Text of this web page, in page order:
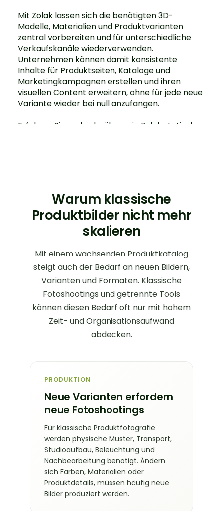
Mit Zolak lassen sich die benötigten 3D-
Modelle, Materialien und Produktvarianten
zentral vorbereiten und für unterschiedliche
Verkaufskanäle wiederverwenden.
Unternehmen können damit konsistente
Inhalte für Produktseiten, Kataloge und
Marketingkampagnen erstellen und ihren
visuellen Content erweitern, ohne für jede neue
Variante wieder bei null anzufangen.
Erfahren Sie mehr darüber, wie Zolak statische
Warum klassische
Produktbilder nicht mehr
skalieren
Mit einem wachsenden Produktkatalog
steigt auch der Bedarf an neuen Bildern,
Varianten und Formaten. Klassische
Fotoshootings und getrennte Tools
können diesen Bedarf oft nur mit hohem
Zeit- und Organisationsaufwand
abdecken.
PRODUKTION
Neue Varianten erfordern
neue Fotoshootings
Für klassische Produktfotografie
werden physische Muster, Transport,
Studioaufbau, Beleuchtung und
Nachbearbeitung benötigt. Ändern
sich Farben, Materialien oder
Produktdetails, müssen häufig neue
Bilder produziert werden.